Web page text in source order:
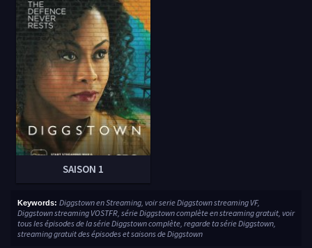
SAISON 1
Keywords: Diggstown en Streaming, voir serie Diggstown streaming VF,
Diggstown streaming VOSTFR, série Diggstown complète en streaming gratuit, voir
tous les épisodes de la série Diggstown complète, regarde ta série Diggstown,
streaming gratuit des épisodes et saisons de Diggstown